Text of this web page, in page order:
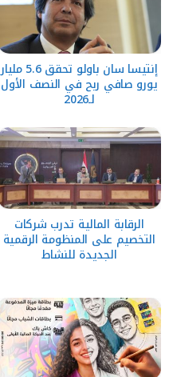
إنتيسا سان باولو تحقق 5.6 مليار
يورو صافي ربح في النصف الأول
لـ2026
الرقابة المالية تدرب شركات
التخصيم على المنظومة الرقمية
الجديدة للنشاط